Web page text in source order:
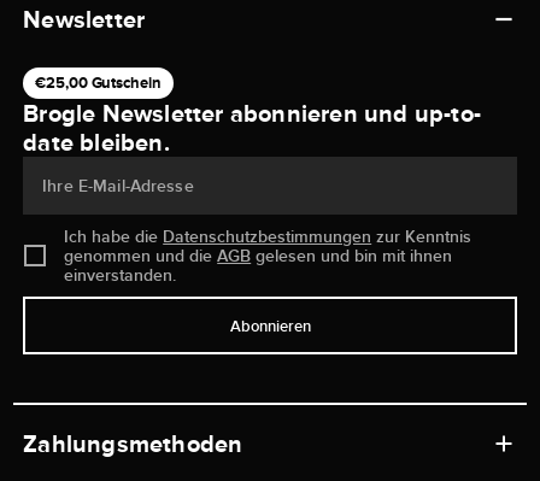
Newsletter
€25,00 Gutschein
Brogle Newsletter abonnieren und up-to-
date bleiben.
Ihre E-Mail-Adresse
Ich habe die Datenschutzbestimmungen zur Kenntnis
genommen und dieAGB gelesen und bin mit ihnen
einverstanden.
Abonnieren
Zahlungsmethoden